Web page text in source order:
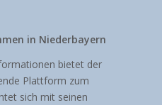
in Niederbayern
bietet der
Plattform zum
sich mit seinen